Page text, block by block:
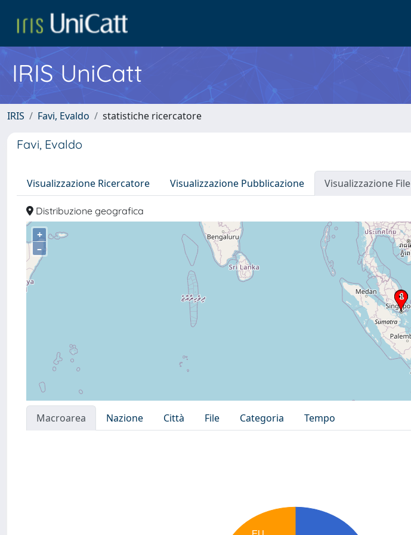
IRIS UniCatt
IRIS Favi, Evaldo statistiche ricercatore
Favi, Evaldo
Visualizzazione Ricercatore Visualizzazione Pubblicazione Visualizzazione File
Distribuzione geografica
+
–
Macroarea Nazione Città File Categoria
Tempo